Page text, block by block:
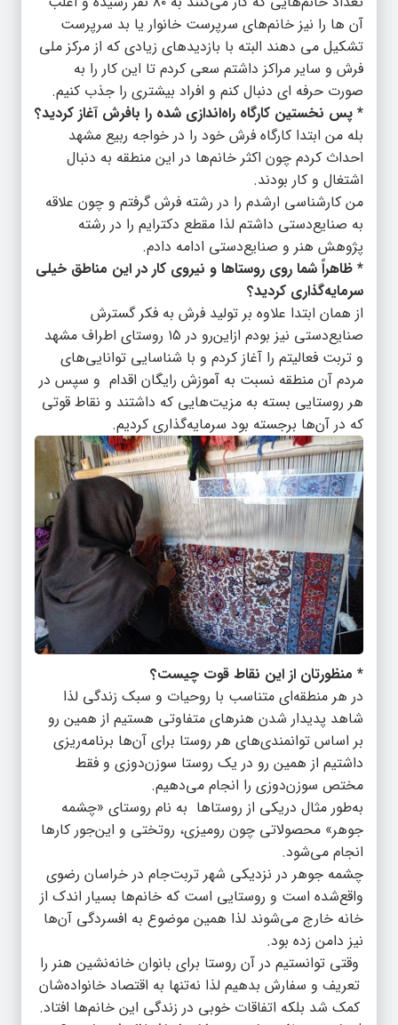
آن ها را نیز خانم‌های سرپرست خانوار یا بد سرپرست
تشکیل می دهند البته با بازدیدهای زیادی که از مرکز ملی
فرش و سایر مراکز داشتم سعی کردم تا این کار را به
صورت حرفه ای دنبال کنم و افراد بیشتری را جذب کنیم.
* پس نخستین کارگاه راه‌اندازی شده را بافرش آغاز کردید؟
بله من ابتدا کارگاه فرش خود را در خواجه ربیع مشهد
احداث کردم چون اکثر خانم‌ها در این منطقه به دنبال
اشتغال و کار بودند.
من کارشناسی ارشدم را در رشته فرش گرفتم و چون علاقه
به صنایع‌دستی داشتم لذا مقطع دکترایم را در رشته
پژوهش هنر و صنایع‌دستی ادامه دادم.
* ظاهراً شما روی روستاها و نیروی کار در این مناطق خیلی
سرمایه‌گذاری کردید؟
از همان ابتدا علاوه بر تولید فرش به فکر گسترش
صنایع‌دستی نیز بودم ازاین‌رو در ۱۵ روستای اطراف مشهد
و تربت فعالیتم را آغاز کردم و با شناسایی توانایی‌های
مردم آن منطقه نسبت به آموزش رایگان اقدام و سپس در
هر روستایی بسته به مزیت‌هایی که داشتند و نقاط قوتی
که در آن‌ها برجسته بود سرمایه‌گذاری کردیم.
* منظورتان از این نقاط قوت چیست؟
در هر منطقه‌ای متناسب با روحیات و سبک زندگی لذا
شاهد پدیدار شدن هنرهای متفاوتی هستیم از همین رو
بر اساس توانمندی‌های هر روستا برای آن‌ها برنامه‌ریزی
داشتیم از همین رو در یک روستا سوزن‌دوزی و فقط
مختص سوزن‌دوزی را انجام می‌دهیم.
به‌طور مثال دریکی از روستاها به نام روستای «چشمه
جوهر» محصولاتی چون رومیزی، روتختی و این‌جور کارها
انجام می‌شود.
چشمه جوهر در نزدیکی شهر تربت‌جام در خراسان رضوی
واقع‌شده است و روستایی است که خانم‌ها بسیار اندک از
خانه خارج می‌شوند لذا همین موضوع به افسردگی آن‌ها
نیز دامن زده بود.
وقتی توانستیم در آن روستا برای بانوان خانه‌نشین هنر را
تعریف و سفارش بدهیم لذا نه‌تنها به اقتصاد خانواده‌شان
کمک شد بلکه اتفاقات خوبی در زندگی این خانم‌ها افتاد.